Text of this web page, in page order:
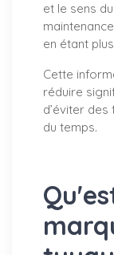
et le sens
en étant
Cette
réduire
d’éviter
du temps.